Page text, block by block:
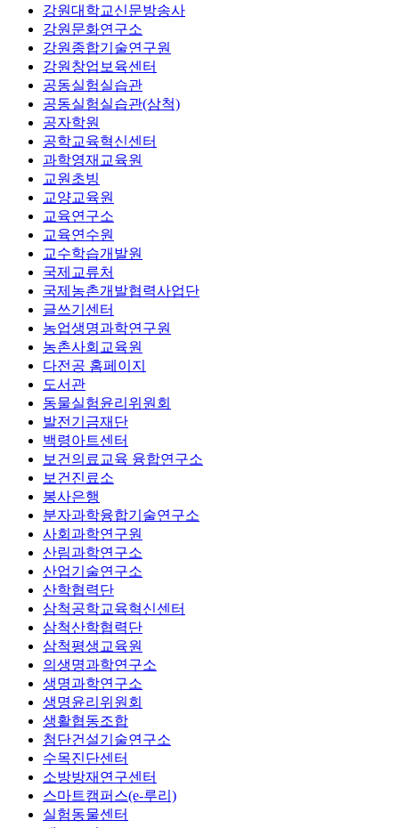
강원대학교신문방송사
강원문화연구소
강원종합기술연구원
강원창업보육센터
공동실험실습관
공동실험실습관(삼척)
공자학원
공학교육혁신센터
과학영재교육원
교원초빙
교양교육원
교육연구소
교육연수원
교수학습개발원
국제교류처
국제농촌개발협력사업단
글쓰기센터
농업생명과학연구원
농촌사회교육원
다전공 홈페이지
도서관
동물실험윤리위원회
발전기금재단
백령아트센터
보건의료교육 융합연구소
보건진료소
봉사은행
분자과학융합기술연구소
사회과학연구원
산림과학연구소
산업기술연구소
산학협력단
삼척공학교육혁신센터
삼척산학협력단
삼척평생교육원
의생명과학연구소
생명과학연구소
생명윤리위원회
생활협동조합
첨단건설기술연구소
수목진단센터
소방방재연구센터
스마트캠퍼스(e-루리)
실험동물센터